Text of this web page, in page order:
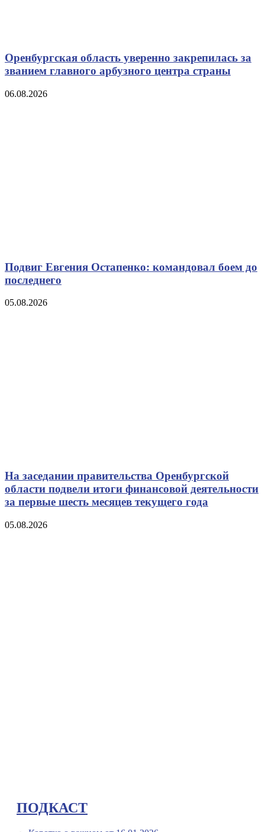
Оренбургская область уверенно закрепилась за
званием главного арбузного центра страны
06.08.2026
Подвиг Евгения Остапенко: командовал боем до
последнего
05.08.2026
На заседании правительства Оренбургской
области подвели итоги финансовой деятельности
за первые шесть месяцев текущего года
05.08.2026
ПОДКАСТ